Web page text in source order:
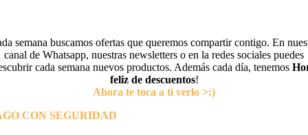
semana buscamos ofertas que queremos compartir contigo. En
canal de Whatsapp, nuestras newsletters o en la redes sociales puedes
cada semana nuevos productos. Además cada día, tenemos
feliz de descuentos!
Ahora te toca a tí verlo >:)
CON SEGURIDAD